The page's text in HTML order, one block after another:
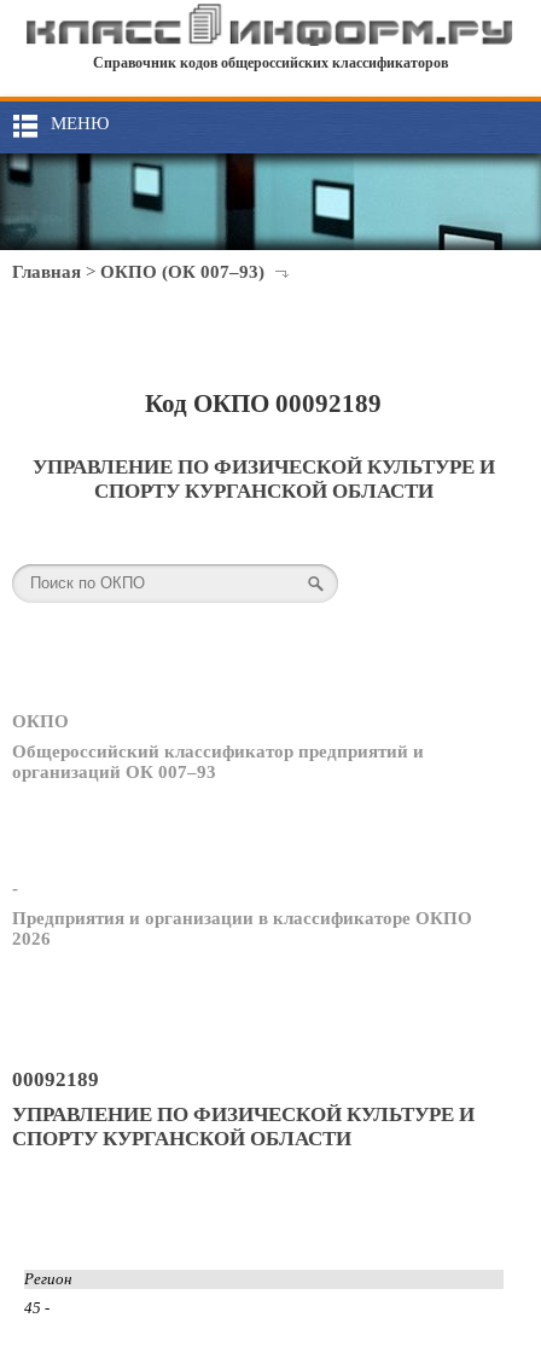
Справочник кодов общероссийских классификаторов
МЕНЮ
Главная > ОКПО (ОК 007–93)
Код ОКПО 00092189
УПРАВЛЕНИЕ ПО ФИЗИЧЕСКОЙ КУЛЬТУРЕ И
СПОРТУ КУРГАНСКОЙ ОБЛАСТИ
ОКПО
Общероссийский классификатор предприятий и
организаций ОК 007–93
-
Предприятия и организации в классификаторе ОКПО
2026
00092189
УПРАВЛЕНИЕ ПО ФИЗИЧЕСКОЙ КУЛЬТУРЕ И
СПОРТУ КУРГАНСКОЙ ОБЛАСТИ
Регион
45 -